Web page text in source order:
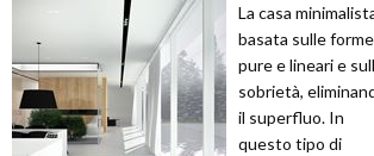
La casa
basata sulle forme
pure e lineari e
sobrietà,
il superfluo. In
questo tipo di